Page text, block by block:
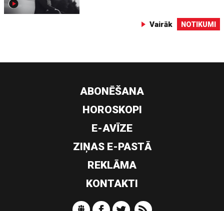
Vairāk NOTIKUMI
ABONĒŠANA
HOROSKOPI
E-AVĪZE
ZIŅAS E-PASTĀ
REKLĀMA
KONTAKTI